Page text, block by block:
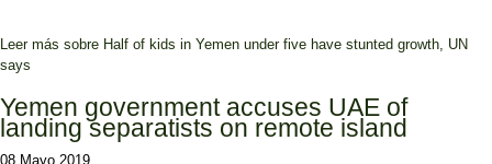
Leer más sobre Half of kids in Yemen under five have stunted growth, UN
says
Yemen government accuses UAE of
landing separatists on remote island
08 Mayo 2019